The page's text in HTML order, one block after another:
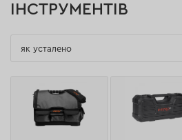
ІНСТРУМЕНТІВ
як усталено